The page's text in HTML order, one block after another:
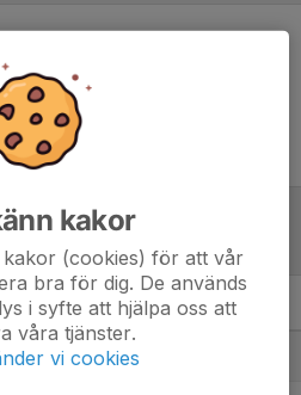
referat skrivet
M +/-
12
kakor
(cookies) för att vår
bra för dig. De används
i syfte att hjälpa oss att
våra tjänster.
vi cookies